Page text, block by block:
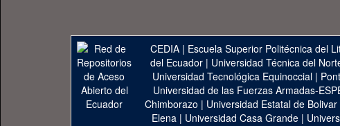
CEDIA | Escuela Superior Politécnica del
del Ecuador| Universidad Técnica del
Universidad Tecnológica Equinoccial|
Universidad de las Fuerzas Armadas-
Chimborazo | Universidad Estatal de Bolivar
Elena | Universidad Casa Grande |